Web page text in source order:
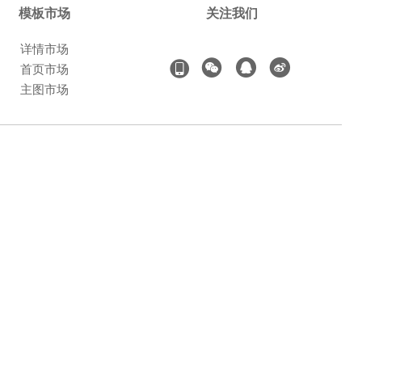
模板市场 关注我们
详情市场
首页市场
主图市场